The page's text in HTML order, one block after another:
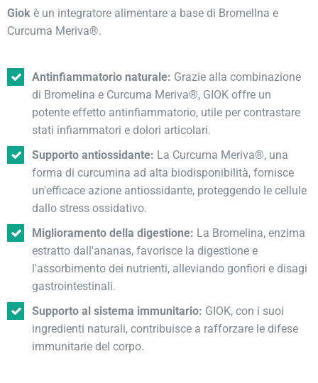
Giok è un integratore alimentare a base di Bromellna e
Curcuma Meriva®.
Antinfiammatorio naturale: Grazie alla combinazione
di Bromelina e Curcuma Meriva®, GIOK offre un
potente effetto antinfiammatorio, utile per contrastare
stati infiammatori e dolori articolari.
Supporto antiossidante: La Curcuma Meriva®, una
forma di curcumina ad alta biodisponibilità, fornisce
un'efficace azione antiossidante, proteggendo le cellule
dallo stress ossidativo.
Miglioramento della digestione: La Bromelina, enzima
estratto dall'ananas, favorisce la digestione e
l'assorbimento dei nutrienti, alleviando gonfiori e disagi
gastrointestinali.
Supporto al sistema immunitario: GIOK, con i suoi
ingredienti naturali, contribuisce a rafforzare le difese
immunitarie del corpo.